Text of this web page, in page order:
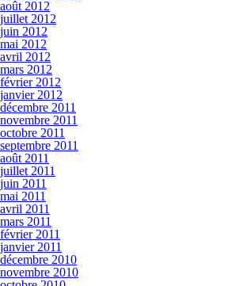
août 2012
juillet 2012
juin 2012
mai 2012
avril 2012
mars 2012
février 2012
janvier 2012
décembre 2011
novembre 2011
octobre 2011
septembre 2011
août 2011
juillet 2011
juin 2011
mai 2011
avril 2011
mars 2011
février 2011
janvier 2011
décembre 2010
novembre 2010